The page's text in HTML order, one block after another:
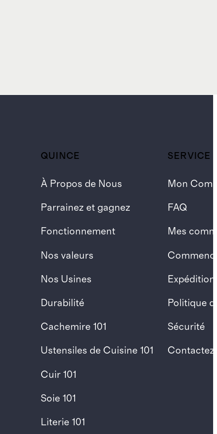
QUINCE
À Propos de Nous
Parrainez et gagnez
Fonctionnement
Nos valeurs
Nos Usines
Durabilité
Cachemire 101
Ustensiles de Cuisine 101
Cuir 101
Soie 101
Literie 101
SERVICE
Mon
FAQ
Mes
Politique
Sécurité